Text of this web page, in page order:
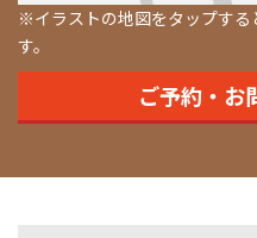
※イラストの地図をタップする
す。
ご予約・お